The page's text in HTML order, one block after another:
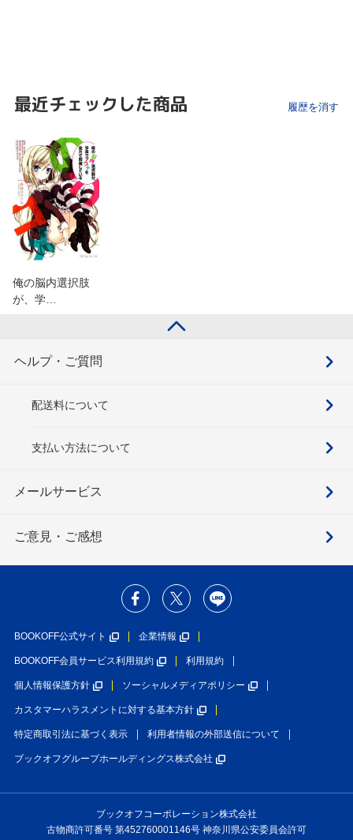
最近チェックした商品 履歴を消す
俺の脳内選択肢
が、学…
ヘルプ・ご質問
配送料について
支払い方法について
メールサービス
ご意見・ご感想
BOOKOFF公式サイト 企業情報
BOOKOFF会員サービス利用規約 利用規約
個人情報保護方針 ソーシャルメディアポリシー
カスタマーハラスメントに対する基本方針
特定商取引法に基づく表示 利用者情報の外部送信について
ブックオフグループホールディングス株式会社
ブックオフコーポレーション株式会社
古物商許可番号 第452760001146号 神奈川県公安委員会許可